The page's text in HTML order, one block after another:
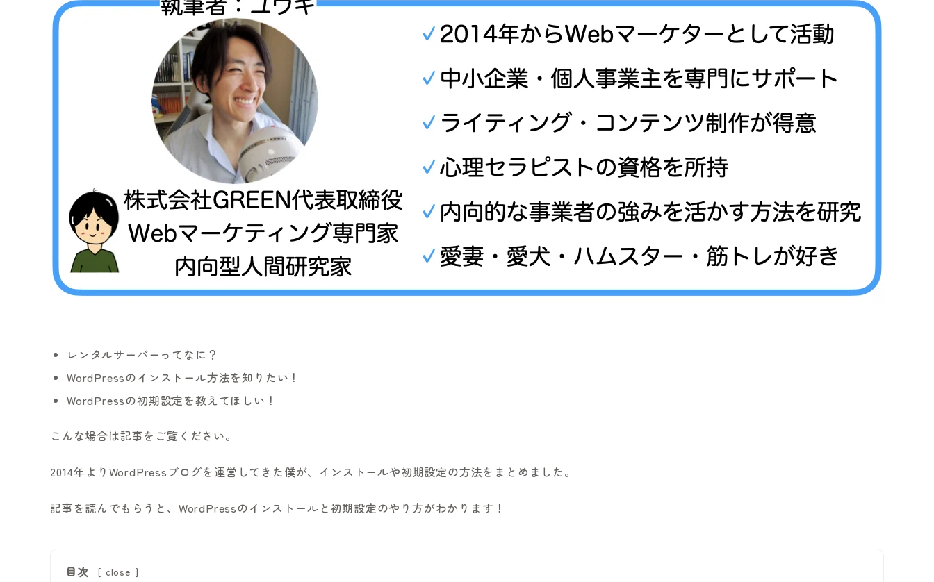
レンタルサーバーってなに？
WordPressのインストール方法を知りたい！
WordPressの初期設定を教えてほしい！
こんな場合は記事をご覧ください。
2014年よりWordPressブログを運営してきた僕が、インストールや初期設定の方法をまとめました。
記事を読んでもらうと、WordPressのインストールと初期設定のやり方がわかります！
目次 [ close ]